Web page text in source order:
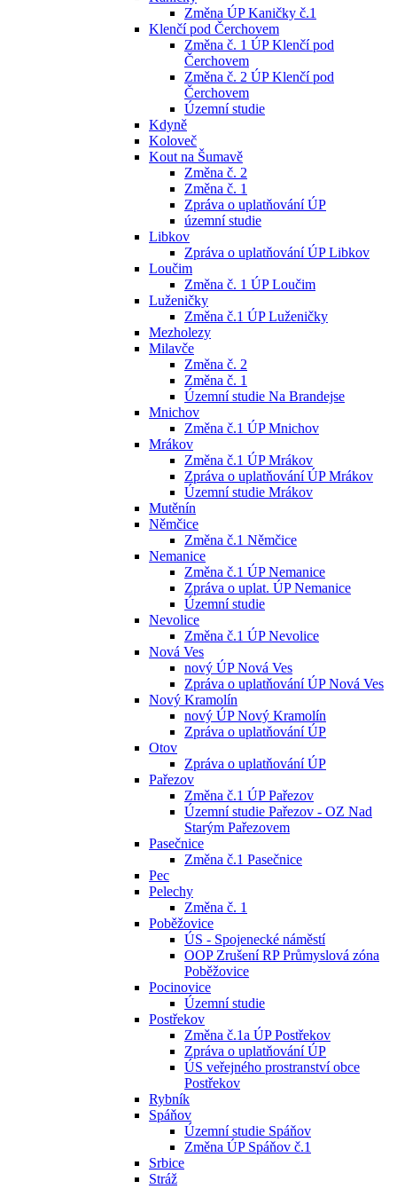
Změna ÚP Kaničky č.1
Klenčí pod Čerchovem
Změna č. 1 ÚP Klenčí pod
Čerchovem
Změna č. 2 ÚP Klenčí pod
Čerchovem
Územní studie
Kdyně
Koloveč
Kout na Šumavě
Změna č. 2
Změna č. 1
Zpráva o uplatňování ÚP
územní studie
Libkov
Zpráva o uplatňování ÚP Libkov
Loučim
Změna č. 1 ÚP Loučim
Luženičky
Změna č.1 ÚP Luženičky
Mezholezy
Milavče
Změna č. 2
Změna č. 1
Územní studie Na Brandejse
Mnichov
Změna č.1 ÚP Mnichov
Mrákov
Změna č.1 ÚP Mrákov
Zpráva o uplatňování ÚP Mrákov
Územní studie Mrákov
Mutěnín
Němčice
Změna č.1 Němčice
Nemanice
Změna č.1 ÚP Nemanice
Zpráva o uplat. ÚP Nemanice
Územní studie
Nevolice
Změna č.1 ÚP Nevolice
Nová Ves
nový ÚP Nová Ves
Zpráva o uplatňování ÚP Nová Ves
Nový Kramolín
nový ÚP Nový Kramolín
Zpráva o uplatňování ÚP
Otov
Zpráva o uplatňování ÚP
Pařezov
Změna č.1 ÚP Pařezov
Územní studie Pařezov - OZ Nad
Starým Pařezovem
Pasečnice
Změna č.1 Pasečnice
Pec
Pelechy
Změna č. 1
Poběžovice
ÚS - Spojenecké náměstí
OOP Zrušení RP Průmyslová zóna
Poběžovice
Pocinovice
Územní studie
Postřekov
Změna č.1a ÚP Postřekov
Zpráva o uplatňování ÚP
ÚS veřejného prostranství obce
Postřekov
Rybník
Spáňov
Územní studie Spáňov
Změna ÚP Spáňov č.1
Srbice
Stráž